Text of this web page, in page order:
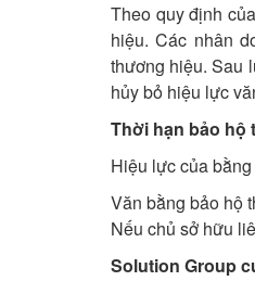
Theo quy định
hiệu. Các nhân
thương hiệu. Sau
hủy bỏ hiệu lực
Thời hạn bảo hộ
Hiệu lực của
Văn bằng bảo hộ
Nếu chủ sở hữu
Solution Group